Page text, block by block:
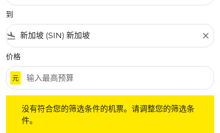
到
flight_land close
价格
元
没有符合您的筛选条件的机票。请调整您的筛选条
件。